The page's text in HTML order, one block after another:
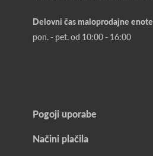
Delovni čas maloprodajne enote
pon. - pet. od 10:00 - 16:00
Pogoji uporabe
Načini plačila